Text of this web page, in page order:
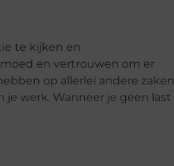
te kijken en
en vertrouwen om er
op allerlei andere zaken
je werk. Wanneer je geen last